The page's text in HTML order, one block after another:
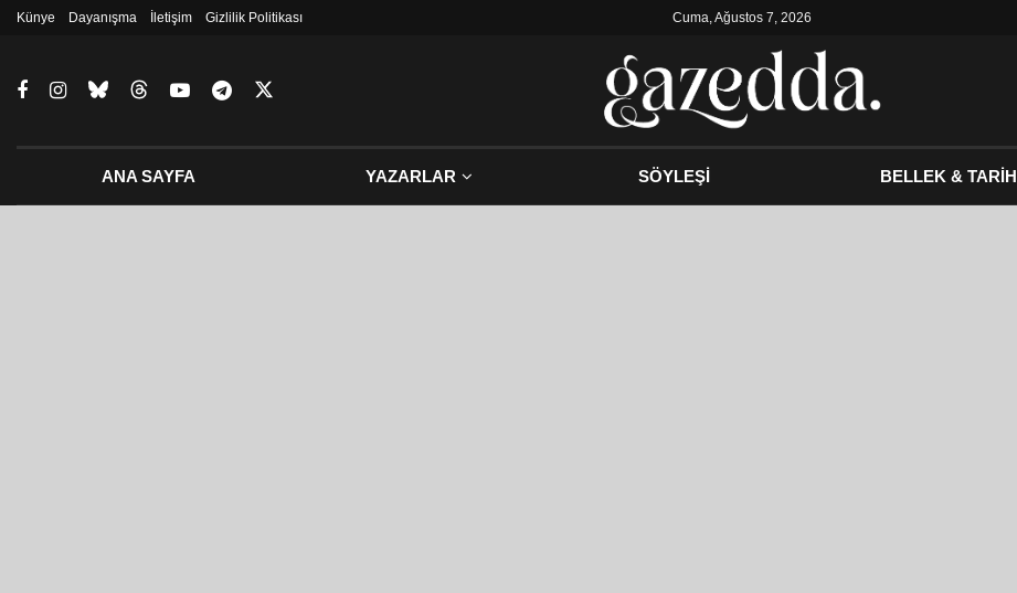
Künye Dayanışma İletişim Gizlilik Politikası Cuma, Ağustos 7, 2026
ANA SAYFA YAZARLAR SÖYLEŞİ BELLEK & TARİH